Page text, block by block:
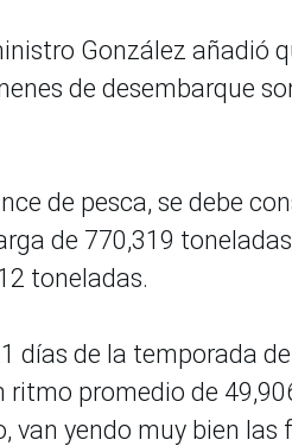
González añadió
de desembarque
de pesca, se debe
de 770,319
toneladas.
días de la temporada
ritmo promedio de
van yendo muy bien